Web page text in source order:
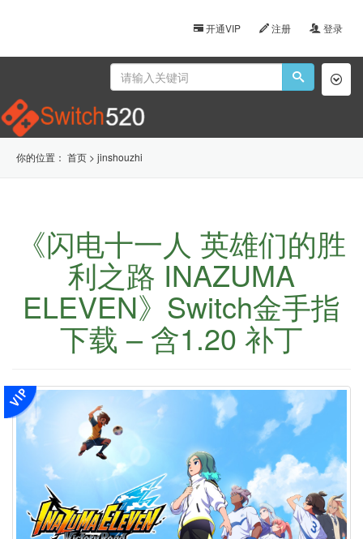
开通VIP 注册 登录
你的位置： 首页 > jinshouzhi
《闪电十一人 英雄们的胜
利之路 INAZUMA
ELEVEN》Switch金手指
下载 – 含1.20 补丁